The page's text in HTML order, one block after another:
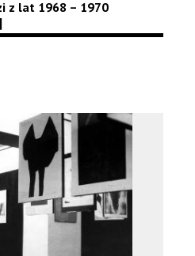
z lat 1968 – 1970